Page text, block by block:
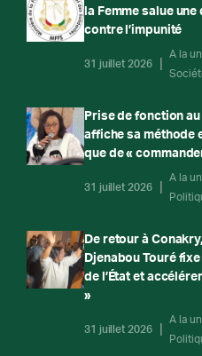
la Femme salue
contre l’impunité
31 juillet 2026
A la
Prise de fonction
affiche sa méthode
que de «
31 juillet 2026
A la
De retour à
Djenabou Touré
de l’État et
»
31 juillet 2026
A la